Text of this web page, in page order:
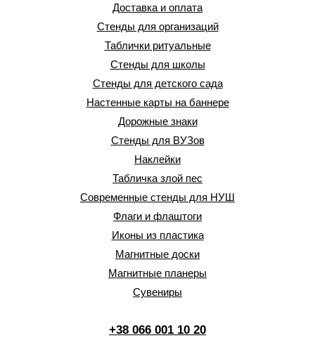
Доставка и оплата
Стенды для организаций
Таблички ритуальные
Стенды для школы
Стенды для детского сада
Настенные карты на баннере
Дорожные знаки
Стенды для ВУЗов
Наклейки
Табличка злой пес
Современные стенды для НУШ
Флаги и флаштоги
Иконы из пластика
Магнитные доски
Магнитные планеры
Сувениры
+38 066 001 10 20